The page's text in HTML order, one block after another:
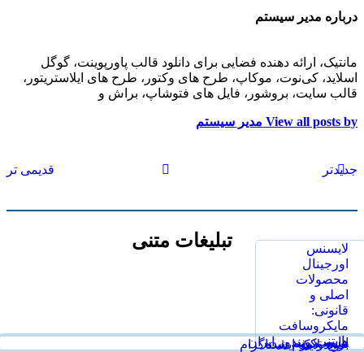
درباره مدیر سیستم
مانتیک، ارائه دهنده فضایی برای دانلود قالب پاورپوینت، گوگل
اسلاید، کی‌نوت، موکاپ، طرح های وکتور، طرح های ایلاستریتور،
قالب سایت، بروشور، فایل های فتوشاپ، براش و
View all posts by مدیر سیستم
جدیدتر قدیمی تر
تبلیغات متنی
لایسنس
اورجینال
محصولات
اصلی و
قانونی:
مایکروسافت
پارتنر
هاست ویندوز ایران
انیمه مرتد
برنج وکیوم شده
خرید لایک اینستاگرام